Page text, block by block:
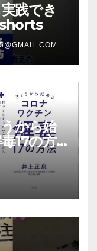
践でき
から始
17の方